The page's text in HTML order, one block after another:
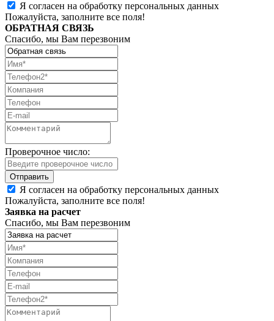
Я согласен на обработку персональных данных
Пожалуйста, заполните все поля!
ОБРАТНАЯ СВЯЗЬ
Спасибо, мы Вам перезвоним
Проверочное число:
Я согласен на обработку персональных данных
Пожалуйста, заполните все поля!
Заявка на расчет
Спасибо, мы Вам перезвоним